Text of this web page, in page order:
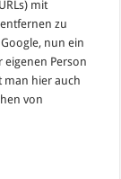
mit
zu
nun ein
Person
man hier auch
von